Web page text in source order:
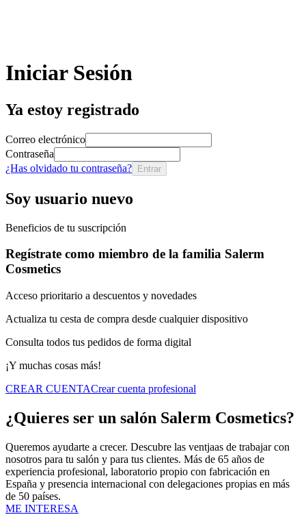
Iniciar Sesión
Ya estoy registrado
Correo electrónico
Contraseña
¿Has olvidado tu contraseña?
Entrar
Soy usuario nuevo
Beneficios de tu suscripción
Regístrate como miembro de la familia Salerm
Cosmetics
Acceso prioritario a descuentos y novedades
Actualiza tu cesta de compra desde cualquier dispositivo
Consulta todos tus pedidos de forma digital
¡Y muchas cosas más!
CREAR CUENTACrear cuenta profesional
¿Quieres ser un salón Salerm Cosmetics?
Queremos ayudarte a crecer. Descubre las ventjaas de trabajar con
nosotros para tu salón y para tus clientes. Más de 65 años de
experiencia profesional, laboratorio propio con fabricación en
España y presencia internacional con delegaciones propias en más
de 50 países.
ME INTERESA